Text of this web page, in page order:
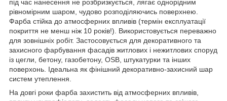
під час нанесення не розбризкується, лягає однорідним
рівномірним шаром, чудово розподіляючись поверхнею.
Фарба стійка до атмосферних впливів (термін експлуатації
покриття не менш ніж 10 років!). Використовується переважно
для зовнішніх робіт. Застосовується для декоративного та
захисного фарбування фасадів житлових і нежитлових споруд
із цегли, бетону, газобетону, OSB, штукатурки та інших
поверхонь. Ідеальна як фінішний декоративно-захисний шар
систем утеплення.
На довгі роки фарба захистить від атмосферних впливів,